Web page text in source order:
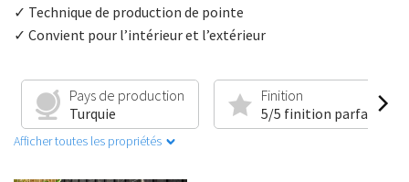
✓ Technique de production de pointe
✓ Convient pour l’intérieur et l’extérieur
Pays de production
Turquie
Finition
5/5 finition parfaite
Afficher toutes les propriétés